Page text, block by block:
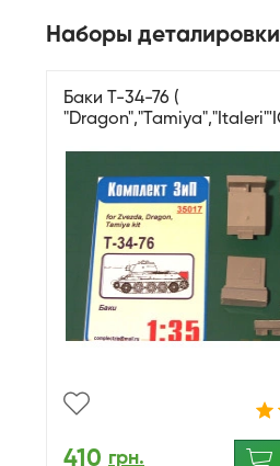
Наборы деталировки
Баки Т-34-76 (
410 грн.